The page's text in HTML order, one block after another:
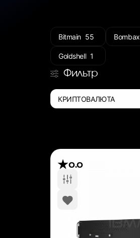
Bitmain 55 Bombax
Goldshell 1
Фильтр
КРИПТОВАЛЮТА
0.0